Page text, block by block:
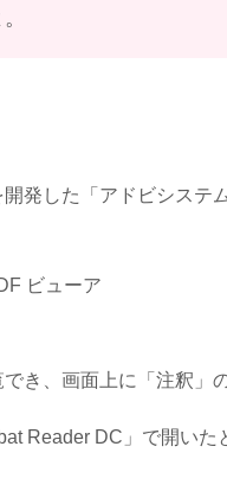
発した「アドビシス
ビューア
き、画面上に「注釈
Reader DC」で開い